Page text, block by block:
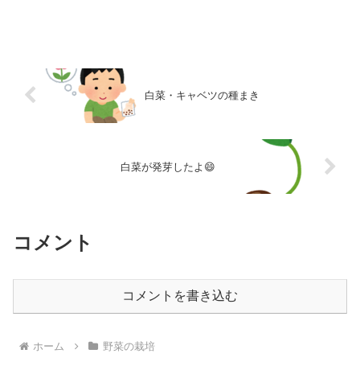
白菜・キャベツの種まき
白菜が発芽したよ😄
コメント
コメントを書き込む
ホーム 野菜の栽培